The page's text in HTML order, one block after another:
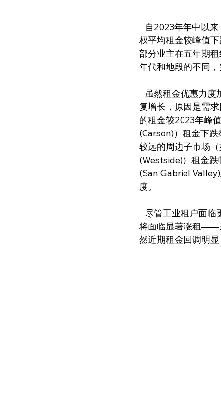
权平均租金较峰值
部分业主在五年期
年代和地段的不同
复增长，原因是需
的租金较2023年峰
(Carson)）租金下
较远的周边子市场
(Westside)）租金
(San Gabriel
度。
将面临显著涨租——
然近期租金回调明